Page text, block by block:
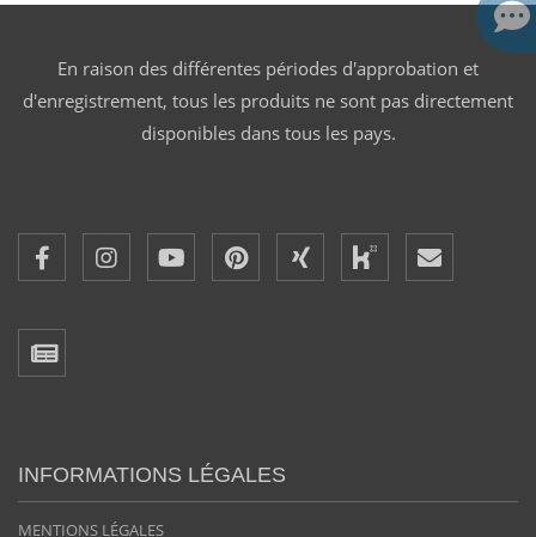
En raison des différentes périodes d'approbation et
d'enregistrement, tous les produits ne sont pas directement
disponibles dans tous les pays.
INFORMATIONS LÉGALES
MENTIONS LÉGALES